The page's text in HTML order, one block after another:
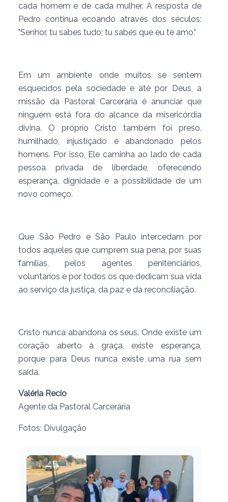
cada homem e de cada mulher. A resposta de
Pedro continua ecoando através dos séculos:
"Senhor, tu sabes tudo; tu sabes que eu te amo."
Em um ambiente onde muitos se sentem
esquecidos pela sociedade e até por Deus, a
missão da Pastoral Carcerária é anunciar que
ninguém está fora do alcance da misericórdia
divina. O próprio Cristo também foi preso,
humilhado, injustiçado e abandonado pelos
homens. Por isso, Ele caminha ao lado de cada
pessoa privada de liberdade, oferecendo
esperança, dignidade e a possibilidade de um
novo começo.
Que São Pedro e São Paulo intercedam por
todos aqueles que cumprem sua pena, por suas
famílias, pelos agentes penitenciários,
voluntários e por todos os que dedicam sua vida
ao serviço da justiça, da paz e da reconciliação.
Cristo nunca abandona os seus. Onde existe um
coração aberto à graça, existe esperança,
porque para Deus nunca existe uma rua sem
saída.
Valéria Recio
Agente da Pastoral Carcerária
Fotos: Divulgação